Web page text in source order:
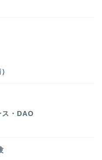
ス・DAO